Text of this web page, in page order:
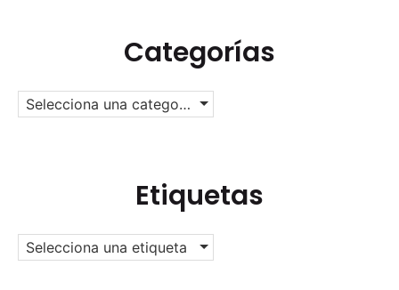
Categorías
Selecciona una categoría
Etiquetas
Selecciona una etiqueta